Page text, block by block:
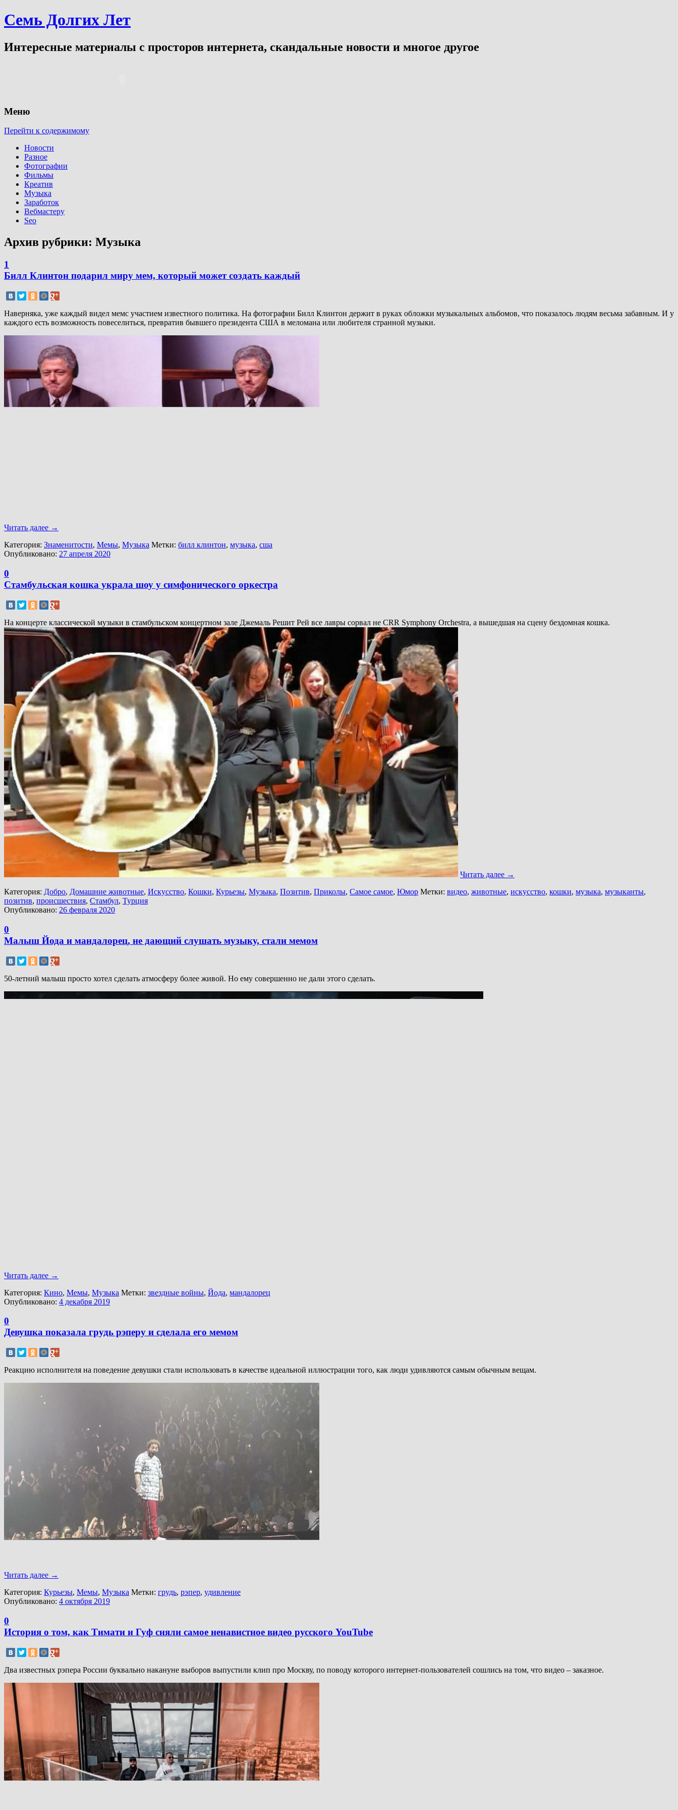
Семь Долгих Лет
Интересные материалы с просторов интернета, скандальные новости и многое другое
Меню
Перейти к содержимому
Новости
Разное
Фотографии
Фильмы
Креатив
Музыка
Заработок
Вебмастеру
Seo
Архив рубрики: Музыка
1
Билл Клинтон подарил миру мем, который может создать каждый
Наверняка, уже каждый видел мемс участием известного политика. На фотографии Билл Клинтон держит в руках обложки музыкальных альбомов, что показалось людям весьма забавным. И у
каждого есть возможность повеселиться, превратив бывшего президента США в меломана или любителя странной музыки.
Читать далее →
Категория: Знаменитости, Мемы, Музыка Метки: билл клинтон, музыка, сша
Опубликовано: 27 апреля 2020
0
Стамбульская кошка украла шоу у симфонического оркестра
На концерте классической музыки в стамбульском концертном зале Джемаль Решит Рей все лавры сорвал не CRR Symphony Orchestra, а вышедшая на сцену бездомная кошка.
Читать далее →
Категория: Добро, Домашние животные, Искусство, Кошки, Курьезы, Музыка, Позитив, Приколы, Самое самое, Юмор Метки: видео, животные, искусство, кошки, музыка, музыканты,
позитив, происшествия, Стамбул, Турция
Опубликовано: 26 февраля 2020
0
Малыш Йода и мандалорец, не дающий слушать музыку, стали мемом
50-летний малыш просто хотел сделать атмосферу более живой. Но ему совершенно не дали этого сделать.
Читать далее →
Категория: Кино, Мемы, Музыка Метки: звездные войны, Йода, мандалорец
Опубликовано: 4 декабря 2019
0
Девушка показала грудь рэперу и сделала его мемом
Реакцию исполнителя на поведение девушки стали использовать в качестве идеальной иллюстрации того, как люди удивляются самым обычным вещам.
Читать далее →
Категория: Курьезы, Мемы, Музыка Метки: грудь, рэпер, удивление
Опубликовано: 4 октября 2019
0
История о том, как Тимати и Гуф сняли самое ненавистное видео русского YouTube
Два известных рэпера России буквально накануне выборов выпустили клип про Москву, по поводу которого интернет-пользователей сошлись на том, что видео – заказное.